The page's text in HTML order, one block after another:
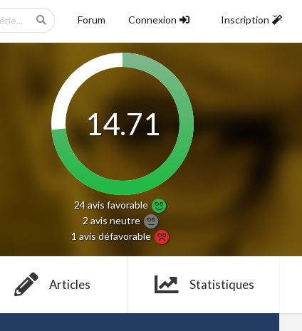
Forum Connexion Inscription
14.71
24 avisfavorable
2 avis neutre
1 avisdéfavorable
Articles Statistiques